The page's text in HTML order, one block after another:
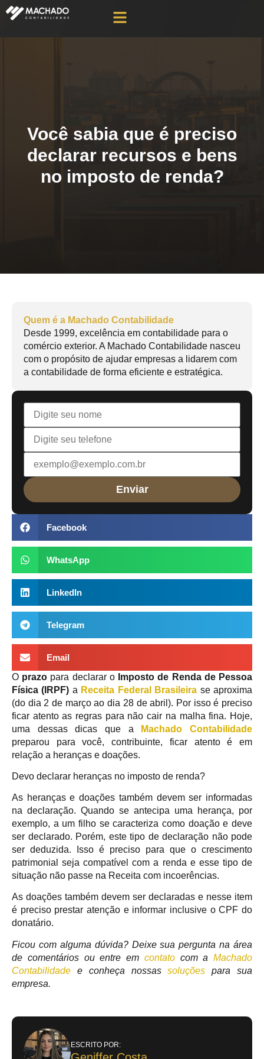
Você sabia que é preciso
declarar recursos e bens
no imposto de renda?
Quem é a Machado Contabilidade
Desde 1999, excelência em contabilidade para o
comércio exterior. A Machado Contabilidade nasceu
com o propósito de ajudar empresas a lidarem com
a contabilidade de forma eficiente e estratégica.
Facebook
WhatsApp
LinkedIn
Telegram
Email
O prazo para declarar o Imposto de Renda de Pessoa
Física (IRPF) a Receita Federal Brasileira se aproxima
(do dia 2 de março ao dia 28 de abril). Por isso é preciso
ficar atento as regras para não cair na malha fina. Hoje,
uma dessas dicas que a
Machado Contabilidade
preparou para você, contribuinte, ficar atento é em
relação a heranças e doações.
Devo declarar heranças no imposto de renda?
As heranças e doações também devem ser informadas
na declaração. Quando se antecipa uma herança, por
exemplo, a um filho se caracteriza como doação e deve
ser declarado. Porém, este tipo de declaração não pode
ser deduzida. Isso é preciso para que o crescimento
patrimonial seja compatível com a renda e esse tipo de
situação não passe na Receita com incoerências.
As doações também devem ser declaradas e nesse item
é preciso prestar atenção e informar inclusive o CPF do
donatário.
Ficou com alguma dúvida? Deixe sua pergunta na área
de comentários ou entre em contatocom a Machado
Contabilidade e conheça nossassoluções para sua
empresa.
ESCRITO POR: